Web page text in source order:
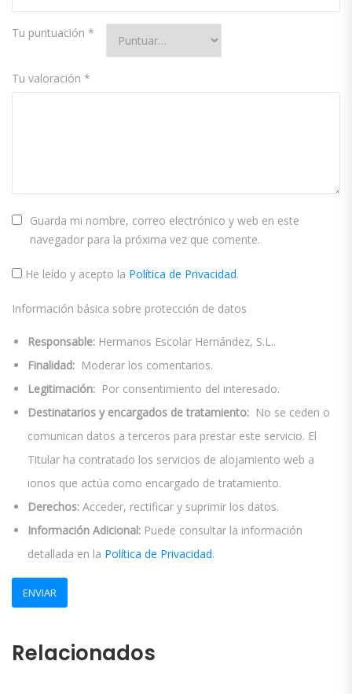
Tu puntuación *
Tu valoración *
Guarda mi nombre, correo electrónico y web en este
navegador para la próxima vez que comente.
He leído y acepto la Política de Privacidad.
Información básica sobre protección de datos
Responsable: Hermanos Escolar Hernández, S.L..
Finalidad: Moderar los comentarios.
Legitimación: Por consentimiento del interesado.
Destinatarios y encargados de tratamiento: No se ceden o
comunican datos a terceros para prestar este servicio. El
Titular ha contratado los servicios de alojamiento web a
ionos que actúa como encargado de tratamiento.
Derechos: Acceder, rectificar y suprimir los datos.
Información Adicional: Puede consultar la información
detallada en la Política de Privacidad.
Relacionados